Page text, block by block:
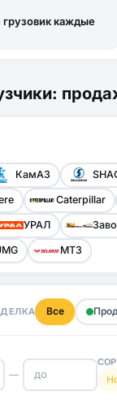
грузовик каждые
КамАЗ
Caterpillar
УРАЛ
МТЗ
Все
—